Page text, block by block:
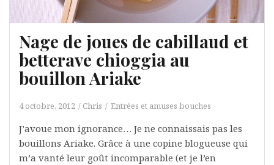
Nage de joues de cabillaud et
betterave chioggia au
bouillon Ariake
4 octobre, 2012 Chris Entrées et amuses bouches
J’avoue mon ignorance… Je ne connaissais pas les
bouillons Ariake. Grâce à une copine blogueuse qui
m’a vanté leur goût incomparable (et je l’en